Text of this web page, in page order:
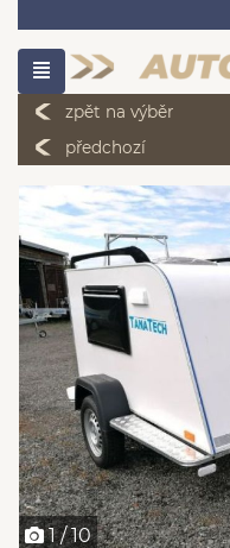
zpět na výběr
předchozí
1 / 10